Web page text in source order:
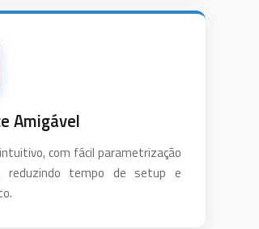
Amigável
com fácil parametrização
reduzindo tempo de setup e